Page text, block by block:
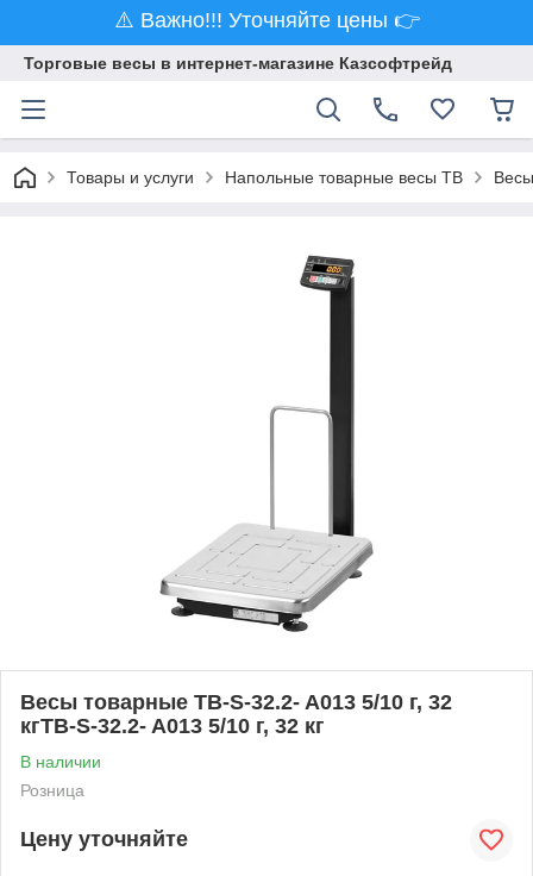
⚠️ Важно!!! Уточняйте цены 👉
Торговые весы в интернет-магазине Казсофтрейд
Товары и услуги Напольные товарные весы ТВ
Весы товарные TB-S-32.2- A013 5/10 г, 32
кгTB-S-32.2- A013 5/10 г, 32 кг
В наличии
Розница
Цену уточняйте